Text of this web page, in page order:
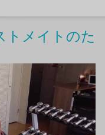
トメイトのた